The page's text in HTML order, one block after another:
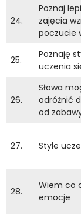
24.
Poznaj
zajęcia
poczucie
25.
Poznaję
uczenia
26.
Słowa
odróżnić
od
27. Style
28.
Wiem co
emocje